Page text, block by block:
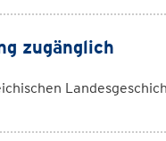
zugänglich